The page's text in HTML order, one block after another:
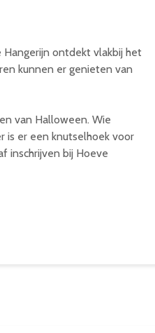
ontdekt vlakbij het
kunnen er genieten van
van Halloween. Wie
is er een knutselhoek voor
inschrijven bij Hoeve